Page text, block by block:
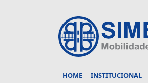
HOME INSTITUCIONAL